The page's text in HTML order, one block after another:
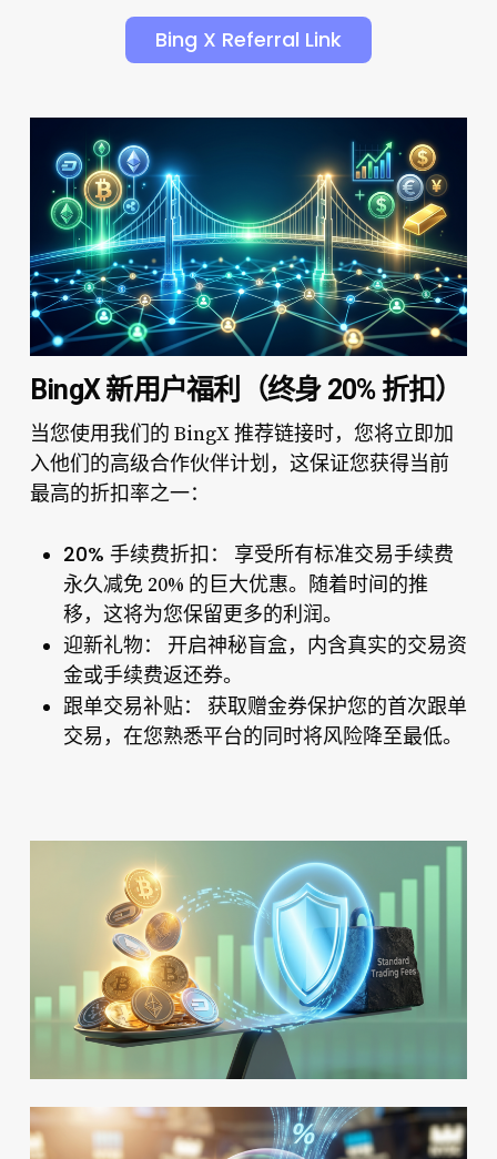
Bing X Referral Link
BingX 新用户福利（终身 20% 折扣）
当您使用我们的 BingX 推荐链接时，您将立即加
入他们的高级合作伙伴计划，这保证您获得当前
最高的折扣率之一：
20% 手续费折扣：
享受所有标准交易手续费
永久减免 20% 的巨大优惠。随着时间的推
移，这将为您保留更多的利润。
迎新礼物：
开启神秘盲盒，内含真实的交易资
金或手续费返还券。
跟单交易补贴：
获取赠金券保护您的首次跟单
交易，在您熟悉平台的同时将风险降至最低。